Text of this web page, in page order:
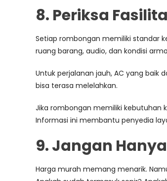
8. Periksa
Setiap rombongan memiliki standar
ruang barang, audio, dan kondisi
Untuk perjalanan jauh, AC yang baik
bisa terasa melelahkan.
Jika rombongan memiliki kebutuhan
Informasi ini membantu penyedia
9. Jangan
Harga murah memang menarik.